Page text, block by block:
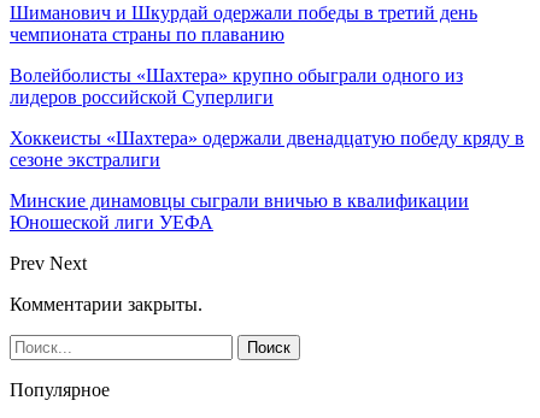
Шиманович и Шкурдай одержали победы в третий день
чемпионата страны по плаванию
Волейболисты «Шахтера» крупно обыграли одного из
лидеров российской Суперлиги
Хоккеисты «Шахтера» одержали двенадцатую победу кряду в
сезоне экстралиги
Минские динамовцы сыграли вничью в квалификации
Юношеской лиги УЕФА
Prev Next
Комментарии закрыты.
Популярное